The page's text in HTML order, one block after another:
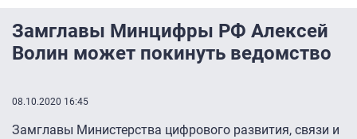
Замглавы Минцифры РФ Алексей
Волин может покинуть ведомство
08.10.2020 16:45
Замглавы Министерства цифрового развития, связи и